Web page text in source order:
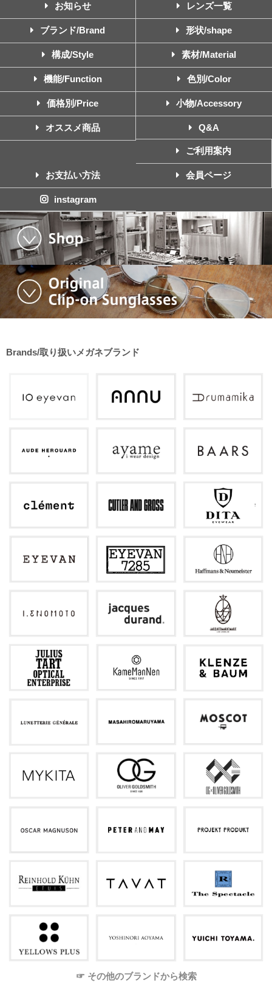
お知らせ レンズ一覧
ブランド/Brand 形状/shape
構成/Style 素材/Material
機能/Function 色別/Color
価格別/Price 小物/Accessory
オススメ商品 Q&A
ご利用案内
お支払い方法 会員ページ
instagram
Brands/取り扱いメガネブランド
☞ その他のブランドから検索